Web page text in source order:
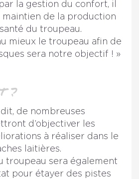
la gestion du confort, il
maintien de la production
du troupeau.
mieux le troupeau afin de
sera notre objectif ! »
?
de nombreuses
d’objectiver les
à réaliser dans le
laitières.
troupeau sera également
pour étayer des pistes